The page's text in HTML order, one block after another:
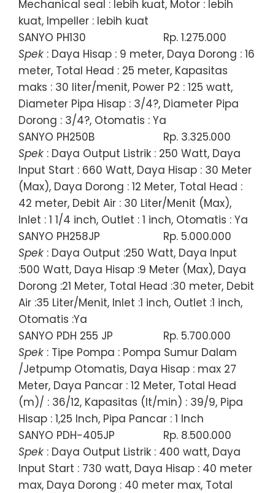
Mechanical seal : lebih kuat, Motor : lebih
kuat, Impeller : lebih kuat
SANYO PH130
Rp. 1.275.000
Spek : Daya Hisap : 9 meter, Daya Dorong : 16
meter, Total Head : 25 meter, Kapasitas
maks : 30 liter/menit, Power P2 : 125 watt,
Diameter Pipa Hisap : 3/4?, Diameter Pipa
Dorong : 3/4?, Otomatis : Ya
SANYO PH250B
Rp. 3.325.000
Spek : Daya Output Listrik : 250 Watt, Daya
Input Start : 660 Watt, Daya Hisap : 30 Meter
(Max), Daya Dorong : 12 Meter, Total Head :
42 meter, Debit Air : 30 Liter/Menit (Max),
Inlet : 1 1/4 inch, Outlet : 1 inch, Otomatis : Ya
SANYO PH258JP
Rp. 5.000.000
Spek : Daya Output :250 Watt, Daya Input
:500 Watt, Daya Hisap :9 Meter (Max), Daya
Dorong :21 Meter, Total Head :30 meter, Debit
Air :35 Liter/Menit, Inlet :1 inch, Outlet :1 inch,
Otomatis :Ya
SANYO PDH 255 JP
Rp. 5.700.000
Spek : Tipe Pompa : Pompa Sumur Dalam
/Jetpump Otomatis, Daya Hisap : max 27
Meter, Daya Pancar : 12 Meter, Total Head
(m)/ : 36/12, Kapasitas (lt/min) : 39/9, Pipa
Hisap : 1,25 Inch, Pipa Pancar : 1 Inch
SANYO PDH-405JP
Rp. 8.500.000
Spek : Daya Output Listrik : 400 watt, Daya
Input Start : 730 watt, Daya Hisap : 40 meter
max, Daya Dorong : 40 meter max, Total